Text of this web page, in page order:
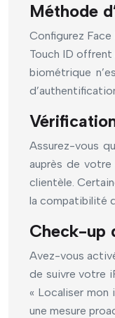
Méthode
Configurez
Touch ID
biométrique
Assurez-vous
auprès de
clientèle.
la compatibilité
Check-up
Avez-vous
de suivre votre
« Localiser
une mesure